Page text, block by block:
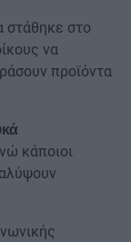
στάθηκε στο
να
προϊόντα
κάποιοι